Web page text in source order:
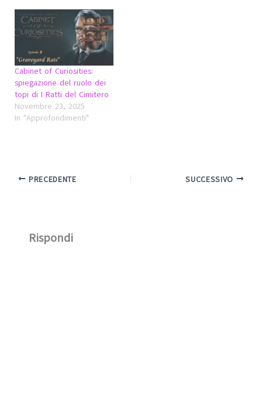
Cabinet of Curiosities:
spiegazione del ruolo dei
topi di I Ratti del Cimitero
Novembre 23, 2025
In "Approfondimenti"
PRECEDENTE SUCCESSIVO
Rispondi